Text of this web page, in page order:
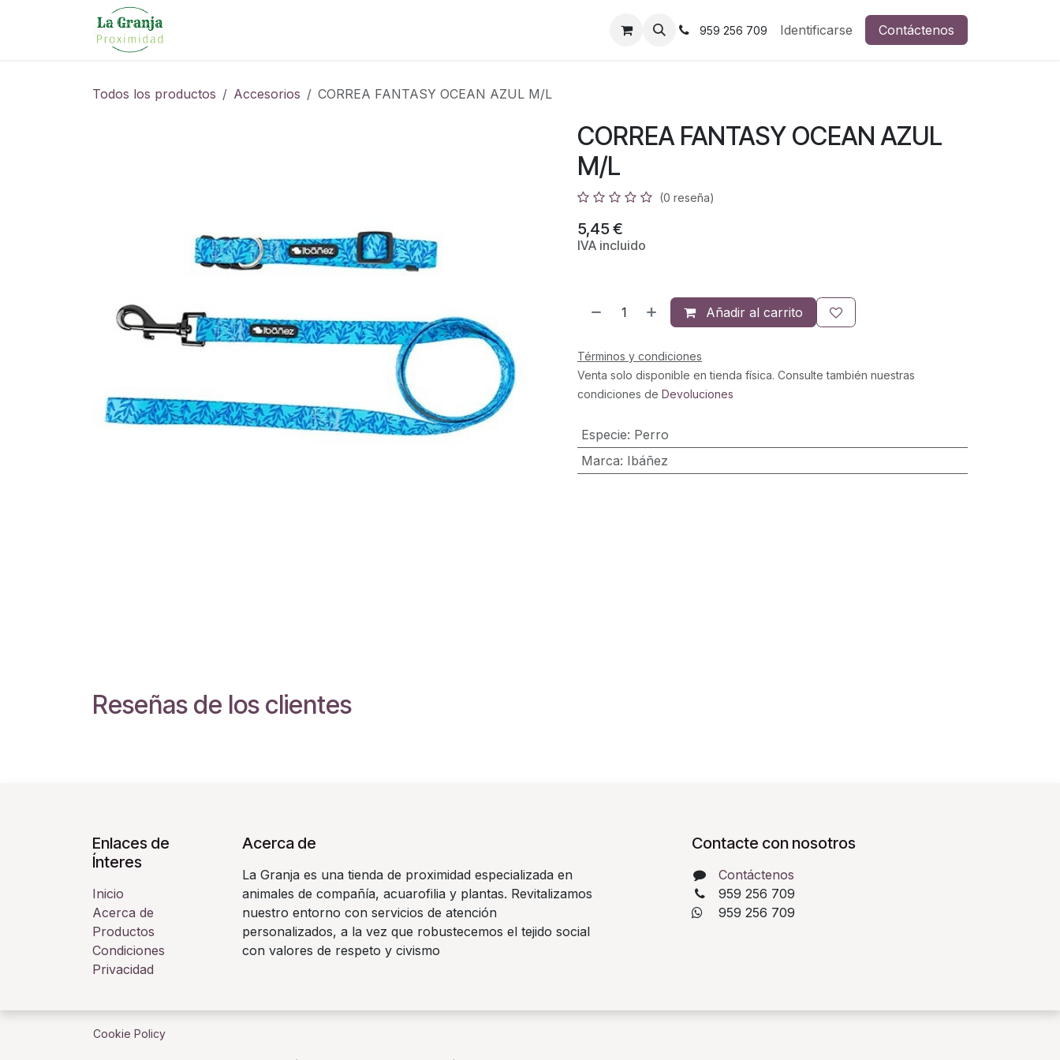
959 256 709 Identificarse Contáctenos
Todos los productos Accesorios CORREA FANTASY OCEAN AZUL M/L
CORREA FANTASY OCEAN AZUL
M/L
(0 reseña)
5,45 €
IVA incluido
Añadir al carrito
Términos y condiciones
Venta solo disponible en tienda física. Consulte también nuestras
condiciones de Devoluciones
Especie: Perro
Marca: Ibáñez
Reseñas de los clientes
Enlaces de
Ínteres
Inicio
Acerca de
Productos
Condiciones
Privacidad
Acerca de
La Granja es una tienda de proximidad especializada en
animales de compañía, acuarofilia y plantas. Revitalizamos
nuestro entorno con servicios de atención
personalizados, a la vez que robustecemos el tejido social
con valores de respeto y civismo
Contacte con nosotros
Contáctenos
959 256 709
​ 959 256 709
Cookie Policy